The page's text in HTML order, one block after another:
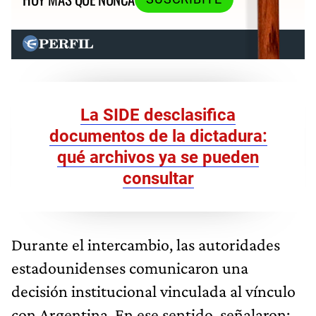
La SIDE desclasifica
documentos de la dictadura:
qué archivos ya se pueden
consultar
Durante el intercambio, las autoridades
estadounidenses comunicaron una
decisión institucional vinculada al vínculo